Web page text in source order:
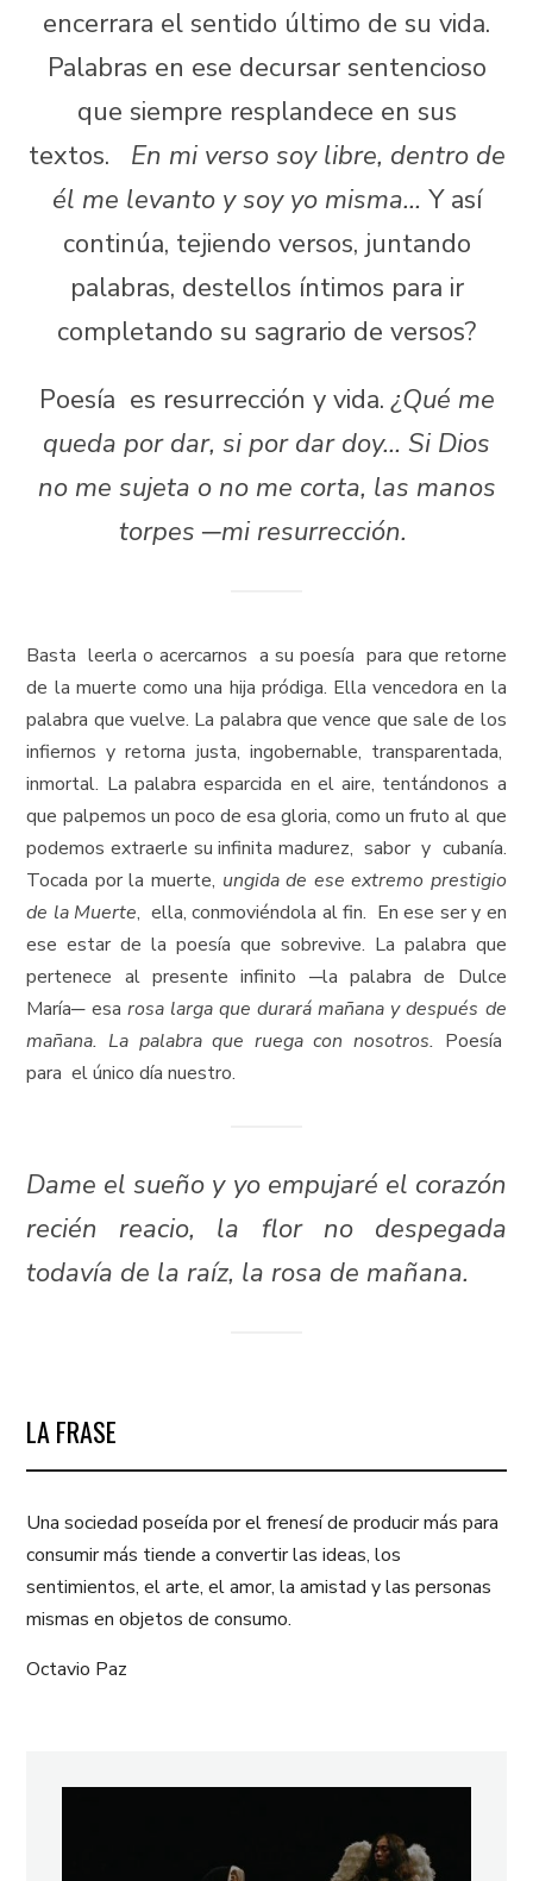
encerrara el sentido último de su vida.
Palabras en ese decursar sentencioso
que siempre resplandece en sus
textos. En mi verso soy libre, dentro de
él me levanto y soy yo misma… Y así
continúa, tejiendo versos, juntando
palabras, destellos íntimos para ir
completando su sagrario de versos?
Poesía es resurrección y vida.¿Qué me
queda por dar, si por dar doy… Si Dios
no me sujeta o no me corta, las manos
torpes ─mi resurrección.
Basta leerla o acercarnos a su poesía para que retorne
de la muerte como una hija pródiga. Ella vencedora en la
palabra que vuelve. La palabra que vence que sale de los
infiernos y retorna justa, ingobernable, transparentada,
inmortal. La palabra esparcida en el aire, tentándonos a
que palpemos un poco de esa gloria, como un fruto al que
podemos extraerle su infinita madurez, sabor y cubanía.
Tocada por la muerte, ungida de ese extremo prestigio
de la Muerte, ella, conmoviéndola al fin. En ese ser y en
ese estar de la poesía que sobrevive. La palabra que
pertenece al presente infinito ─la palabra de Dulce
María─ esa rosa larga que durará mañana y después de
mañana. La palabra que ruega con nosotros. Poesía
para el único día nuestro.
Dame el sueño y yo empujaré el corazón
recién reacio, la flor no despegada
todavía de la raíz, la rosa de mañana.
LA FRASE
Una sociedad poseída por el frenesí de producir más para
consumir más tiende a convertir las ideas, los
sentimientos, el arte, el amor, la amistad y las personas
mismas en objetos de consumo.
Octavio Paz